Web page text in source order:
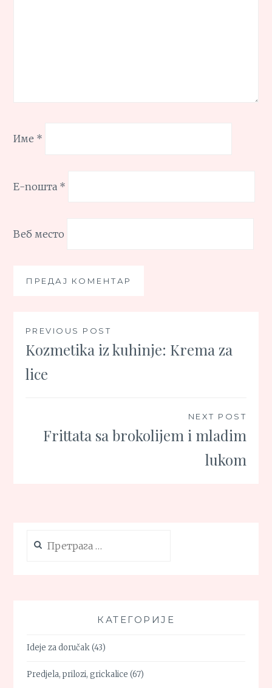
Име *
Е-пошта *
Веб место
Кретање
чланка
PREVIOUS POST
Kozmetika iz kuhinje: Krema za
lice
NEXT POST
Frittata sa brokolijem i mladim
lukom
за:
КАТЕГОРИЈЕ
Ideje za doručak(43)
Predjela, prilozi, grickalice (67)